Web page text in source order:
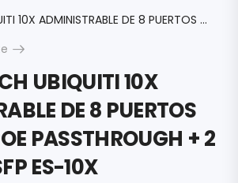
EDGESWITCH UBIQUITI 10X ADMINISTRABLE DE 8 PUERTOS GIGABIT, POE PASSTHROUGH + 2 PUERTOS SFP ES-10X
UBIQUITI 10X
DE 8 PUERTOS
PASSTHROUGH + 2
ES-10X